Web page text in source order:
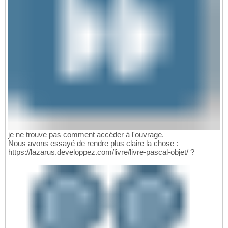
je ne trouve pas comment accéder à l'ouvrage.
Nous avons essayé de rendre plus claire la chose :
https://lazarus.developpez.com/livre/livre-pascal-objet/ ?